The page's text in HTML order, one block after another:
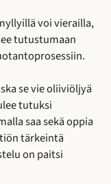
voi vierailla,
tutustumaan
se vie oliiviöljyä
tutuksi
saa sekä oppia
tärkeintä
on paitsi